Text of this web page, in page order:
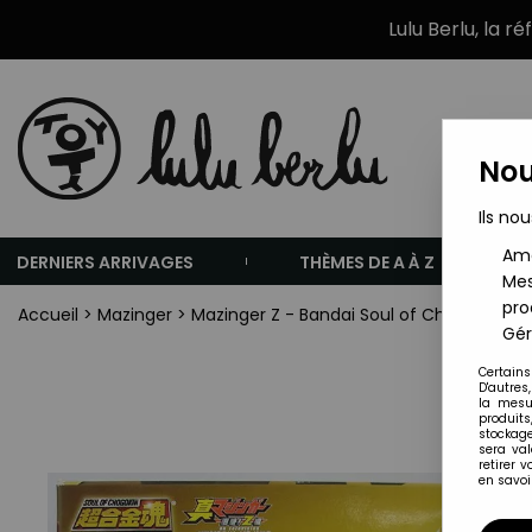
Lulu Berlu, la
DERNIERS ARRIVAGES THÈMES DE A À Z
Accueil > Mazinger > Mazinger Z - Bandai Soul of Chogokin
Ils
la
sera
retirer
en